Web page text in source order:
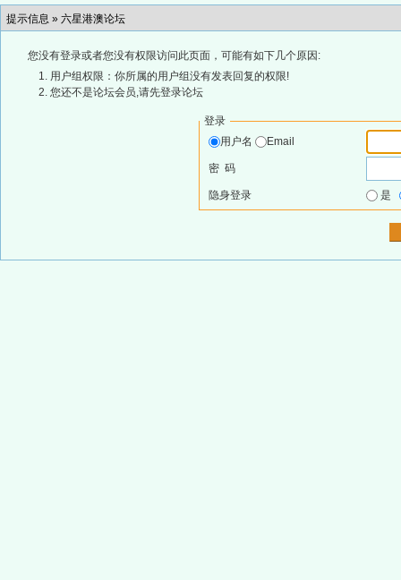
提示信息 » 六星港澳论坛
您没有登录或者您没有权限访问此页面，可能有如下几个原因:
用户组权限：你所属的用户组没有发表回复的权限!
您还不是论坛会员,请先登录论坛
登录
用户名
Email
密 码
隐身登录 是